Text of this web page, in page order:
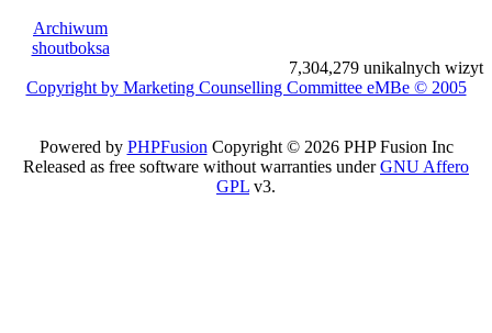
Archiwum
shoutboksa
7,304,279 unikalnych wizyt
Copyright by Marketing Counselling Committee eMBe © 2005
Powered by PHPFusion Copyright © 2026 PHP Fusion Inc
Released as free software without warranties underGNU Affero
GPL v3.